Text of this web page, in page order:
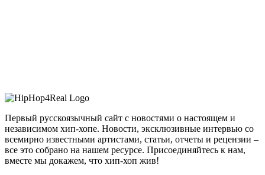
Первый русскоязычный сайт с новостями о настоящем и
независимом хип-хопе. Новости, эксклюзивные интервью со
всемирно известными артистами, статьи, отчеты и рецензии –
все это собрано на нашем ресурсе. Присоединяйтесь к нам,
вместе мы докажем, что хип-хоп жив!